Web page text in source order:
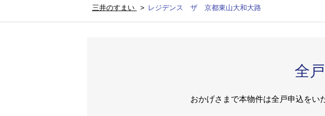
三井のすまい レジデンス ザ 京都東山大和大路
全
おかげさまで本物件は全戸申込をい